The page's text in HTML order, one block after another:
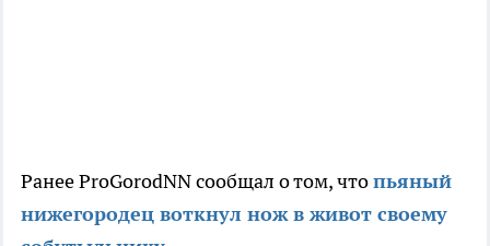
Ранее ProGorodNN сообщал о том, чтопьяный
нижегородец воткнул нож в живот своему